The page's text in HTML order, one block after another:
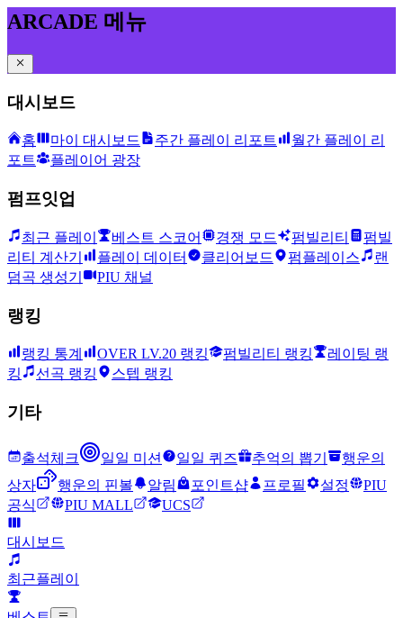
ARCADE 메뉴
대시보드
홈 마이 대시보드 주간 플레이 리포트
월간 플레이 리
포트
플레이어 광장
펌프잇업
최근 플레이 베스트 스코어 경쟁 모드 펌빌리티
펌빌
리티 계산기
플레이 데이터 클리어보드 펌플레이스
랜
덤곡 생성기
PIU 채널
랭킹
랭킹 통계 OVER LV.20 랭킹 펌빌리티 랭킹
레이팅 랭
킹
선곡 랭킹 스텝 랭킹
기타
출석체크 일일 미션 일일 퀴즈 추억의 뽑기
행운의
상자
행운의 핀볼 알림 포인트샵 프로필 설정
PIU
공식
PIU MALL UCS
대시보드
최근플레이